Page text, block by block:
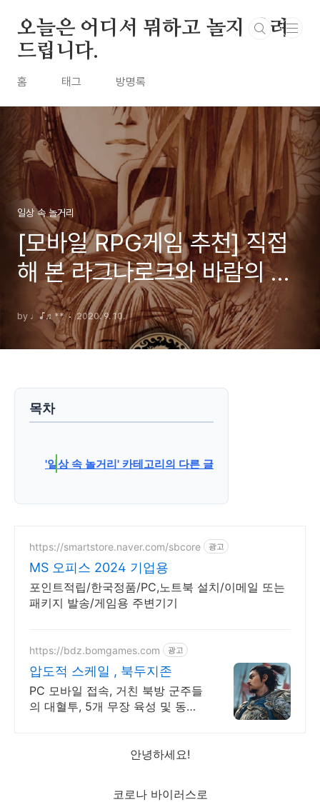
오늘은 어디서 뭐하고 놀지 알려
드립니다.
홈 태그 방명록
일상 속 놀거리
[모바일 RPG게임 추천] 직접
해 본 라그나로크와 바람의 나
by ♩♪♬** 2020. 9. 10.
목차
'일상 속 놀거리' 카테고리의 다른 글
https://smartstore.naver.com/sbcore 광고
MS 오피스 2024 기업용
포인트적립/한국정품/PC,노트북 설치/이메일 또는
패키지 발송/게임용 주변기기
https://bdz.bomgames.com 광고
압도적 스케일 , 북두지존
PC 모바일 접속, 거친 북방 군주들
의 대혈투, 5개 무장 육성 및 동시
안녕하세요!
코로나 바이러스로